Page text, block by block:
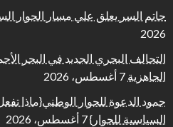
حاتم السر يعلق علي مسار الحوار
2026
التحالف البحري الجديد في البحر
الجاهزية 7 أغسطس، 2026
جمود الدعوة للحوار الوطني{ماذا
السياسية للحوار}7 أغسطس، 2026